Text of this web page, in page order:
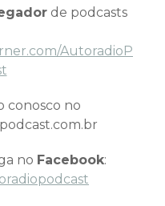
de podcasts
AutoradioP
conosco no
no Facebook: